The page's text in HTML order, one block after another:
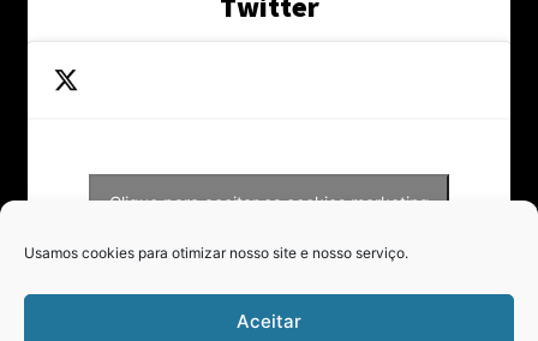
Usamos cookies para otimizar nosso site e nosso serviço.
Aceitar
Clique para aceitar os cookies marketing